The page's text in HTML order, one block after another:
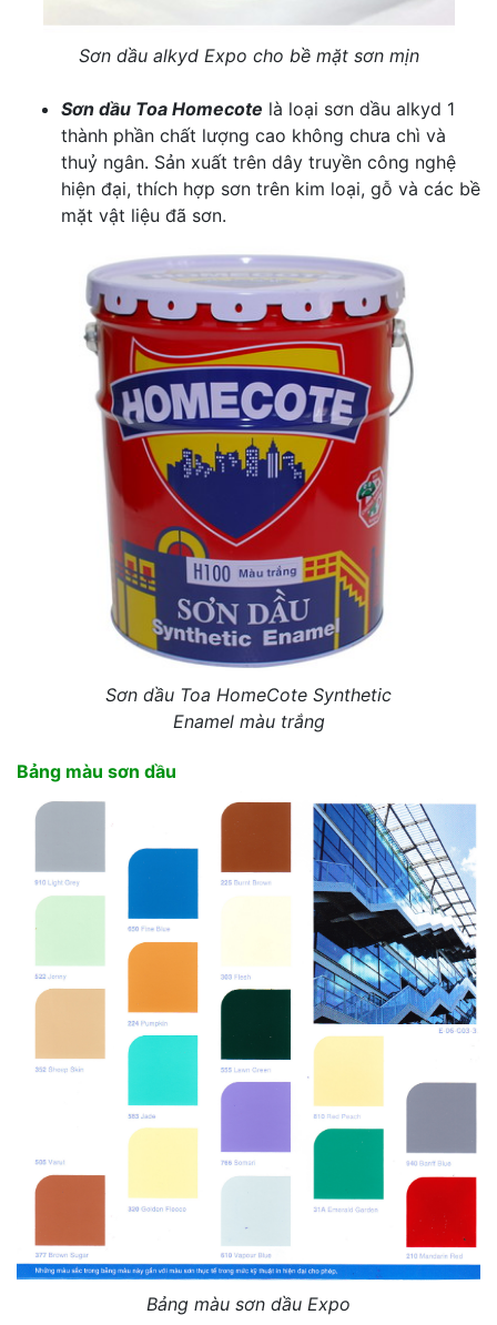
Sơn dầu alkyd Expo cho bề mặt sơn mịn
Sơn dầu Toa Homecote là loại sơn dầu alkyd 1
thành phần chất lượng cao không chưa chì và
thuỷ ngân. Sản xuất trên dây truyền công nghệ
hiện đại, thích hợp sơn trên kim loại, gỗ và các bề
mặt vật liệu đã sơn.
Sơn dầu Toa HomeCote Synthetic
Enamel màu trắng
Bảng màu sơn dầu
Bảng màu sơn dầu Expo